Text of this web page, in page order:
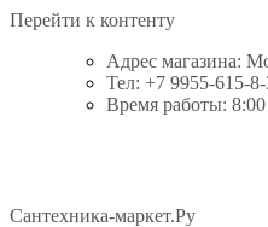
Перейти к контенту
Адрес магазина:
Тел: +7 9955-615-
Время работы:
Сантехника-маркет.Ру